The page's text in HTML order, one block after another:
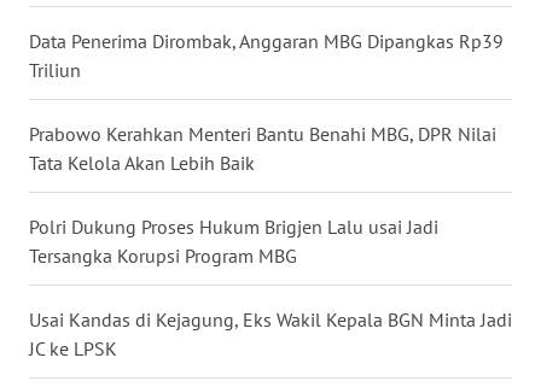
Data Penerima Dirombak, Anggaran MBG Dipangkas Rp39
Triliun
Prabowo Kerahkan Menteri Bantu Benahi MBG, DPR Nilai
Tata Kelola Akan Lebih Baik
Polri Dukung Proses Hukum Brigjen Lalu usai Jadi
Tersangka Korupsi Program MBG
Usai Kandas di Kejagung, Eks Wakil Kepala BGN Minta Jadi
JC ke LPSK
WN
TOBA
WN
NIAS
WN